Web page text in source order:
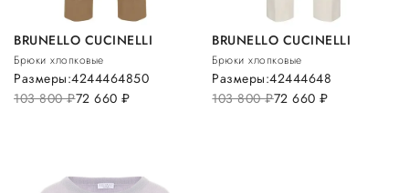
BRUNELLO CUCINELLI
Брюки хлопковые
103 800руб.72 660 руб.
Размеры:4244464850
BRUNELLO CUCINELLI
Брюки хлопковые
103 800руб.72 660руб.
Размеры:42444648